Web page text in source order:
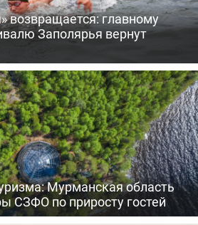
возвращается: главному
Заполярья вернут
Мурманская область
СЗФО по приросту гостей